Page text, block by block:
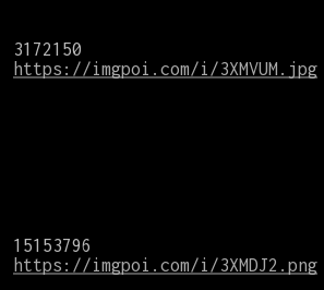
https://imgpoi.com/i/3XMVUM.jpg
https://imgpoi.com/i/3XMDJ2.png